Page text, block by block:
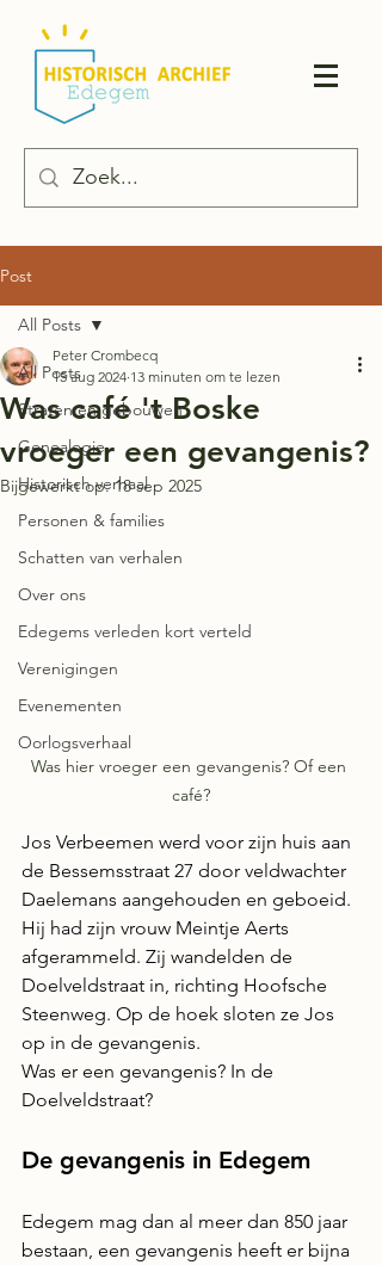
Post
All Posts
Straten en gebouwen
Genealogie
Historisch verhaal
Personen & families
Schatten van verhalen
Over ons
Edegems verleden kort verteld
Verenigingen
Evenementen
Oorlogsverhaal
All Posts
Was café 't Boske
vroeger een gevangenis?
Peter Crombecq
15 aug 2024 13 minuten om te lezen
Bijgewerkt op:18 sep 2025
Was hier vroeger een gevangenis? Of een
café?
Jos Verbeemen werd voor zijn huis aan
de Bessemsstraat 27 door veldwachter
Daelemans aangehouden en geboeid.
Hij had zijn vrouw Meintje Aerts
afgerammeld. Zij wandelden de
Doelveldstraat in, richting Hoofsche
Steenweg. Op de hoek sloten ze Jos
op in de gevangenis.
Was er een gevangenis? In de
Doelveldstraat?
De gevangenis in Edegem
Edegem mag dan al meer dan 850 jaar
bestaan, een gevangenis heeft er bijna